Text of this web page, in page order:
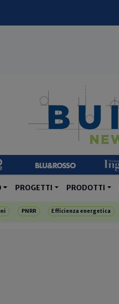
PROGETTI PRODOTTI
PNRR Efficienza energetica